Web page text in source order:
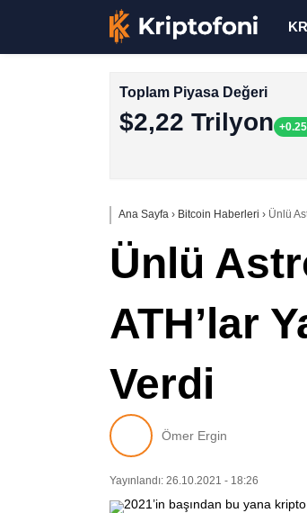
Toplam Piyasa Değeri
$2,22 Trilyon
Ana Sayfa › Bitcoin Haberleri › Ünlü
Ünlü
ATH’lar
Verdi
Ömer Ergin
Yayınlandı: 26.10.2021 - 18:26